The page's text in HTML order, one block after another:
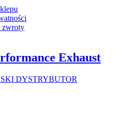
zwroty
Exhaust
DYSTRYBUTOR